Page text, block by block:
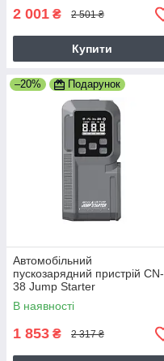
2 001 ₴ 2 501 ₴
Купити
–20% Подарунок
Автомобільний
пускозарядний пристрій CN-
38 Jump Starter
В наявності
1 853 ₴ 2 317 ₴